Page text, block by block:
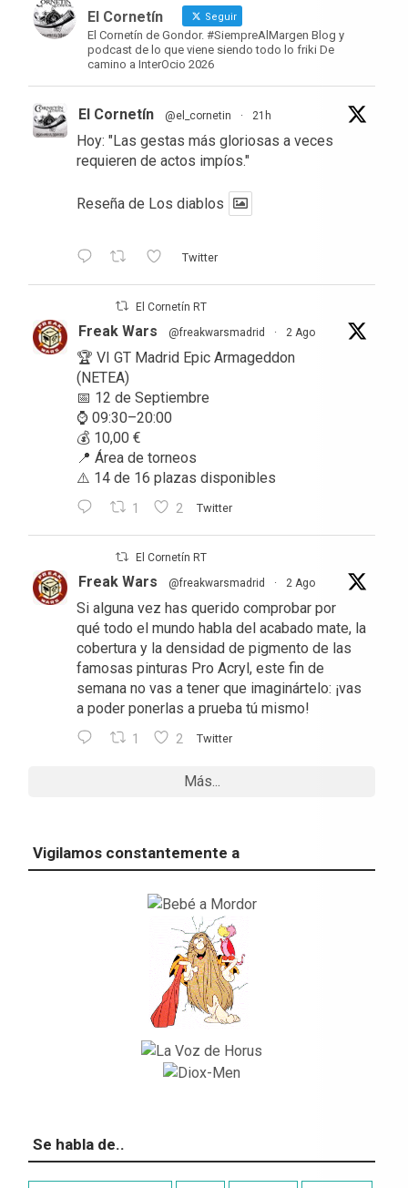
El Cornetín Seguir
El Cornetín de Gondor. #SiempreAlMargen Blog y
podcast de lo que viene siendo todo lo friki De
camino a InterOcio 2026
El Cornetín @el_cornetin · 21h
Hoy: "Las gestas más gloriosas a veces
requieren de actos impíos."
Reseña de Los diablos
Twitter
El Cornetín RT
Freak Wars @freakwarsmadrid · 2 Ago
🏆 VI GT Madrid Epic Armageddon
(NETEA)
📅 12 de Septiembre
⌚ 09:30–20:00
💰 10,00 €
📍 Área de torneos
⚠️ 14 de 16 plazas disponibles
1 2 Twitter
El Cornetín RT
Freak Wars @freakwarsmadrid · 2 Ago
Si alguna vez has querido comprobar por
qué todo el mundo habla del acabado mate, la
cobertura y la densidad de pigmento de las
famosas pinturas Pro Acryl, este fin de
semana no vas a tener que imaginártelo: ¡vas
a poder ponerlas a prueba tú mismo!
1 2 Twitter
Más...
Vigilamos constantemente a
Se habla de..